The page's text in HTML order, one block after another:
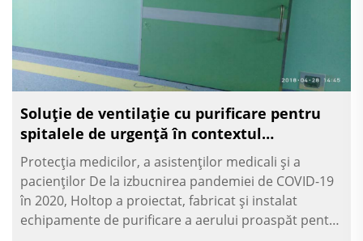
Soluție de ventilație cu purificare pentru
spitalele de urgență în contextul
pandemiei de COVID-19
Protecția medicilor, a asistenților medicali și a
pacienților De la izbucnirea pandemiei de COVID-19
în 2020, Holtop a proiectat, fabricat și instalat
echipamente de purificare a aerului proaspăt pentru